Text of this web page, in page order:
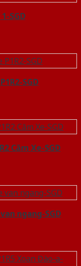
SGD
SGD
Căm Xe-SGD
ngang-SGD